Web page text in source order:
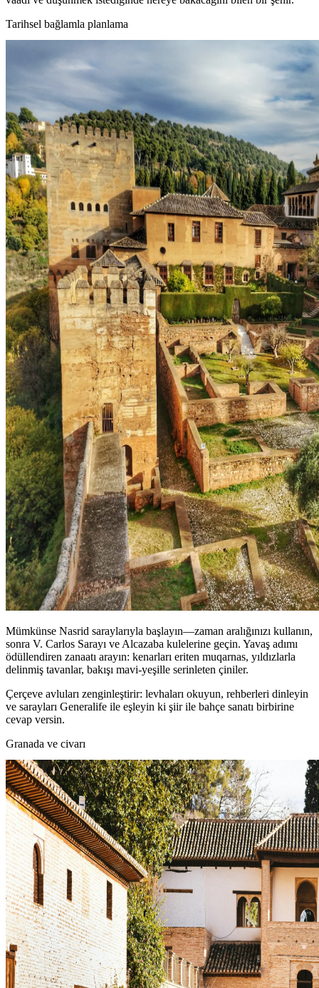
Tarihsel bağlamla planlama
Mümkünse Nasrid saraylarıyla başlayın—zaman aralığınızı kullanın,
sonra V. Carlos Sarayı ve Alcazaba kulelerine geçin. Yavaş adımı
ödüllendiren zanaatı arayın: kenarları eriten muqarnas, yıldızlarla
delinmiş tavanlar, bakışı mavi‑yeşille serinleten çiniler.
Çerçeve avluları zenginleştirir: levhaları okuyun, rehberleri dinleyin
ve sarayları Generalife ile eşleyin ki şiir ile bahçe sanatı birbirine
cevap versin.
Granada ve civarı